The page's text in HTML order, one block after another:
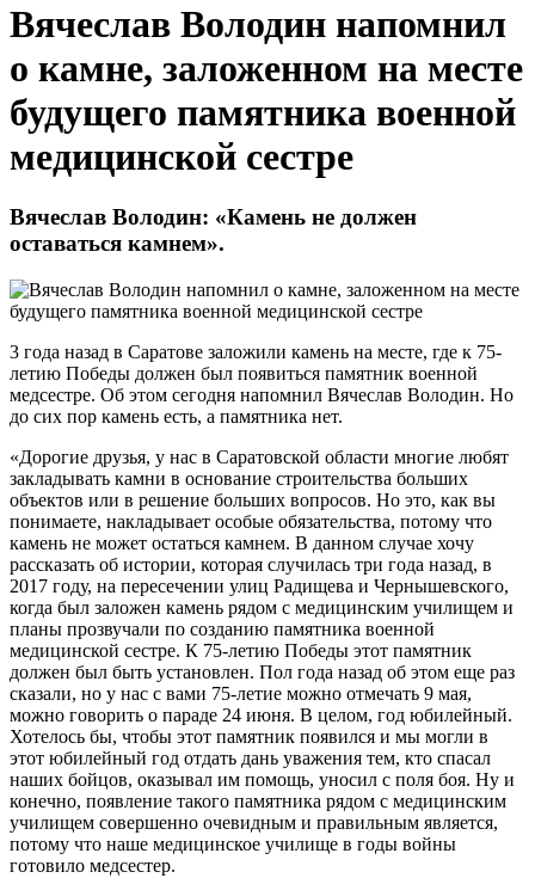
Вячеслав Володин напомнил
о камне, заложенном на месте
будущего памятника военной
медицинской сестре
Вячеслав Володин: «Камень не должен
оставаться камнем».
3 года назад в Саратове заложили камень на месте, где к 75-
летию Победы должен был появиться памятник военной
медсестре. Об этом сегодня напомнил Вячеслав Володин. Но
до сих пор камень есть, а памятника нет.
«Дорогие друзья, у нас в Саратовской области многие любят
закладывать камни в основание строительства больших
объектов или в решение больших вопросов. Но это, как вы
понимаете, накладывает особые обязательства, потому что
камень не может остаться камнем. В данном случае хочу
рассказать об истории, которая случилась три года назад, в
2017 году, на пересечении улиц Радищева и Чернышевского,
когда был заложен камень рядом с медицинским училищем и
планы прозвучали по созданию памятника военной
медицинской сестре. К 75-летию Победы этот памятник
должен был быть установлен. Пол года назад об этом еще раз
сказали, но у нас с вами 75-летие можно отмечать 9 мая,
можно говорить о параде 24 июня. В целом, год юбилейный.
Хотелось бы, чтобы этот памятник появился и мы могли в
этот юбилейный год отдать дань уважения тем, кто спасал
наших бойцов, оказывал им помощь, уносил с поля боя. Ну и
конечно, появление такого памятника рядом с медицинским
училищем совершенно очевидным и правильным является,
потому что наше медицинское училище в годы войны
готовило медсестер.